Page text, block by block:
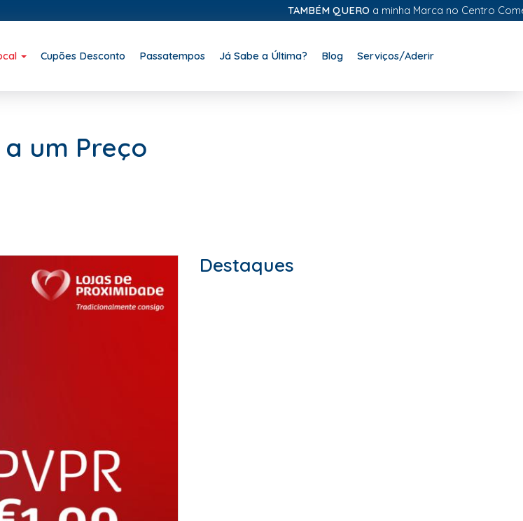
TAMBÉM QUEROa minha Marca no Centro
Cupões Desconto Passatempos Já Sabe a Última? Blog Serviços/Aderir
um Preço
Destaques